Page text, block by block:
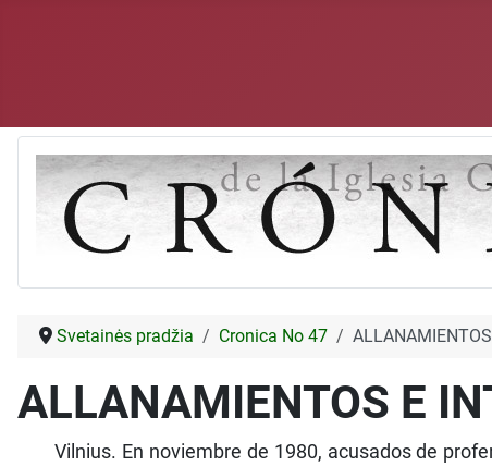
Svetainės pradžia Cronica No 47
ALLANAMIENTOS E
Vilnius. En noviembre de 1980, acusados de